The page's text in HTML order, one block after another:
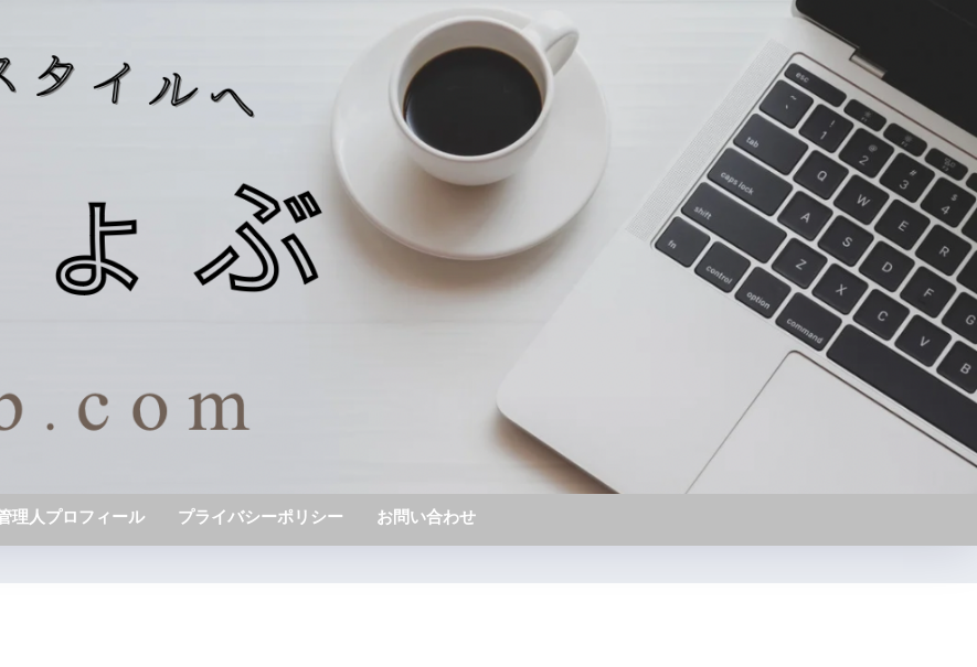
理人プロフィール プライバシーポリシー お問い合わせ